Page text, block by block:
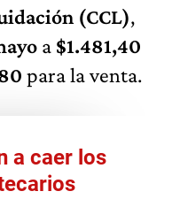
(CCL),
a $1.481,40
para la venta.
a caer los